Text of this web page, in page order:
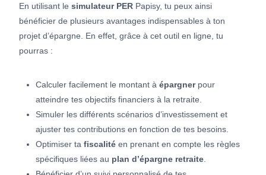
En utilisant le simulateur PER Papisy, tu peux ainsi
bénéficier de plusieurs avantages indispensables à ton
projet d’épargne. En effet, grâce à cet outil en ligne, tu
pourras :
Calculer facilement le montant à épargnerpour
atteindre tes objectifs financiers à la retraite.
Simuler les différents scénarios d’investissement et
ajuster tes contributions en fonction de tes besoins.
Optimiser ta fiscalité en prenant en compte les règles
spécifiques liées au plan d’épargne retraite